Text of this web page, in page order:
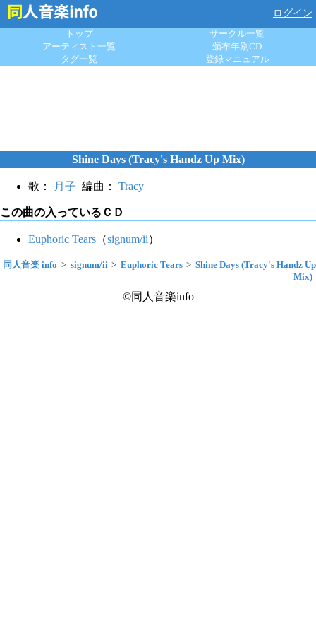
ログイン
トップ
サークル一覧
アーティスト一覧
頒布年別CD
タグ一覧
登録マニュアル
Shine Days (Tracy's Handz Up Mix)
歌： 月子 編曲： Tracy
この曲の入っているＣＤ
Euphoric Tears （signum/ii）
同人音楽 info signum/ii Euphoric Tears
Shine Days (Tracy's Handz Up
Mix)
©同人音楽info